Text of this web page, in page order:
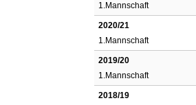
1.Mannschaft
2020/21
1.Mannschaft
2019/20
1.Mannschaft
2018/19